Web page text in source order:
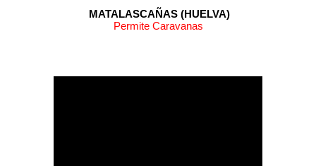
MATALASCAÑAS (HUELVA)
Permite Caravanas